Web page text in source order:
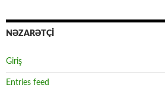
NƏZARƏTÇİ
Giriş
Entries feed